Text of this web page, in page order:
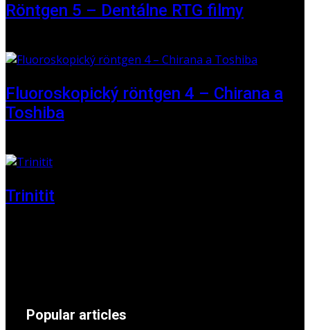
Röntgen 5 – Dentálne RTG filmy
Fluoroskopický röntgen 4 – Chirana a
Toshiba
Trinitit
Popular articles